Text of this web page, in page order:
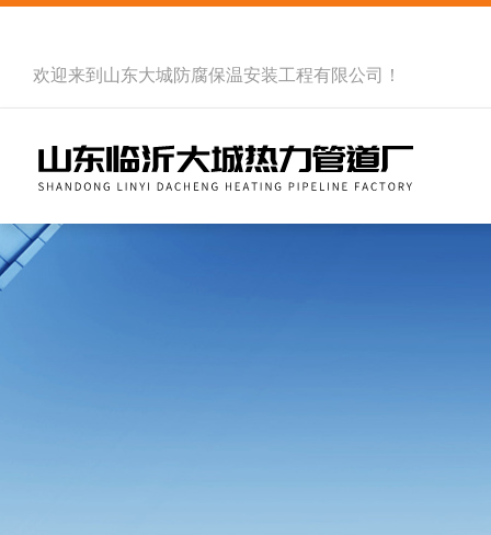
欢迎来到 山东大城防腐保温安装工程有限公司 ！